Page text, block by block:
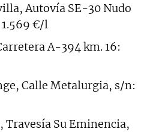
Autovía SE-30 Nudo
€/l
A-394 km. 16:
Calle Metalurgia, s/n:
Travesía Su Eminencia,